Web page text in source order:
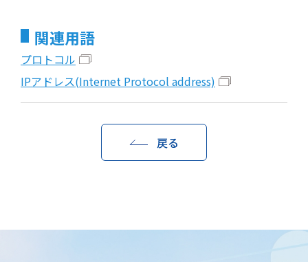
関連用語
プロトコル
IPアドレス(Internet Protocol address)
戻る